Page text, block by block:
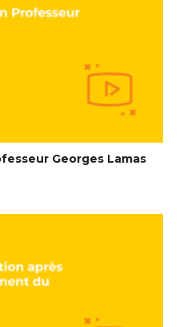
Georges Lamas